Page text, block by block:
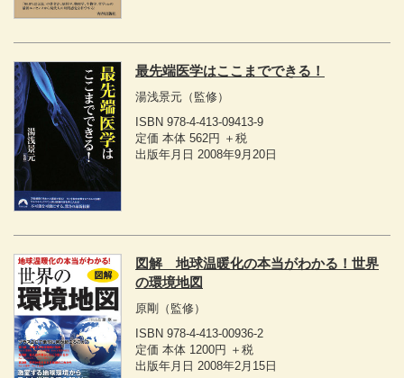
最先端医学はここまでできる！
湯浅景元 （監修）
ISBN 978-4-413-09413-9
定価 本体 562円 ＋税
出版年月日 2008年9月20日
図解 地球温暖化の本当がわかる！世界
の環境地図
原剛
（監修）
ISBN 978-4-413-00936-2
定価 本体 1200円 ＋税
出版年月日 2008年2月15日